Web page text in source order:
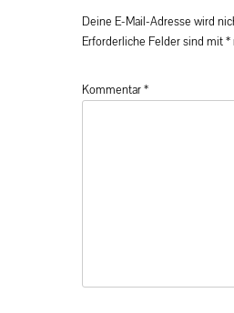
Deine E-Mail-Adresse wird
Erforderliche Felder sind mit*
Kommentar*